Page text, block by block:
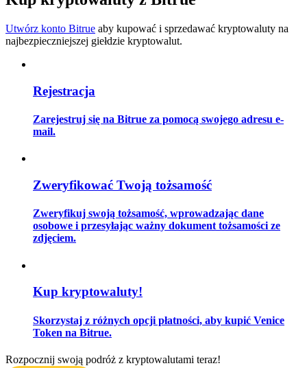
Strategie handlowe
Dowiedz się, jak zachować rentowność
Zarabiać
Utwórz konto Bitrue aby kupować i sprzedawać kryptowaluty na
najbezpieczniejszej giełdzie kryptowalut.
Rejestracja
Zarejestruj się na Bitrue za pomocą swojego adresu e-
mail.
Zweryfikować Twoją tożsamość
Zweryfikuj swoją tożsamość, wprowadzając dane
osobowe i przesyłając ważny dokument tożsamości ze
zdjęciem.
Kup kryptowaluty!
Skorzystaj z różnych opcji płatności, aby kupić Venice
Token na Bitrue.
Rozpocznij swoją podróż z kryptowalutami teraz!